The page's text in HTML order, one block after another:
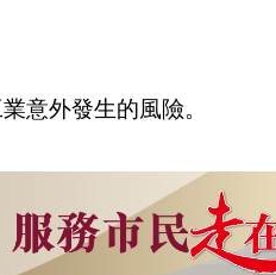
意外發生的風險。